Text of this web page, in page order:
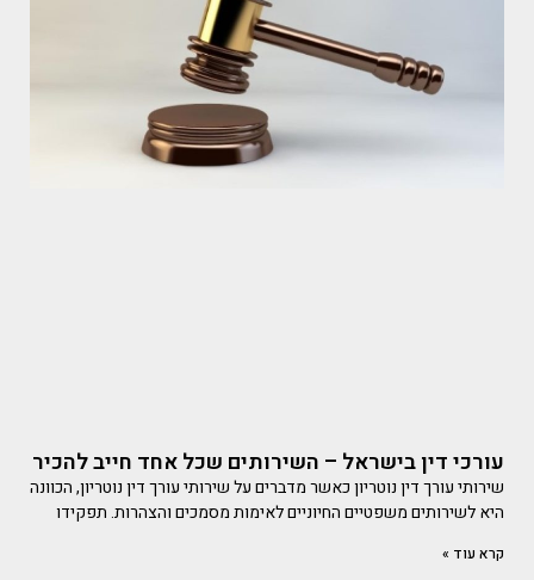
עורכי דין בישראל – השירותים שכל אחד חייב להכיר
שירותי עורך דין נוטריון כאשר מדברים על שירותי עורך דין נוטריון, הכוונה
היא לשירותים משפטיים החיוניים לאימות מסמכים והצהרות. תפקידו
קרא עוד »